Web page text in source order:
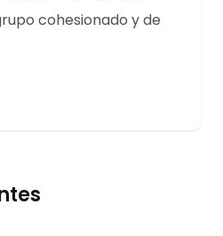
cohesionado y de